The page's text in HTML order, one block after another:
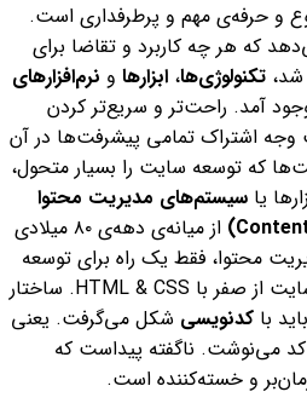
و حرفه‌ی مهم و پرطرفداری است.
که هر چه کاربرد و تقاضا برای
تکنولوژی‌ها، ابزارها و نرم‌افزارهای
آمد. راحت‌تر و سریع‌تر کردن
وجه اشتراک تمامی پیشرفت‌ها در آن
که توسعه سایت را بسیار متحول،
یا سیستم‌های مدیریت محتوا
)
از میانه‌ی دهه‌ی ۸۰ میلادی
محتوا، فقط یک راه برای توسعه
سایت وجود داشت: نوشتن سایت از صفر با HTML & CSS. ساختار
با کدنویسی شکل می‌گرفت. یعنی
می‌نوشت. ناگفته پیداست که
و خسته‌کننده است.